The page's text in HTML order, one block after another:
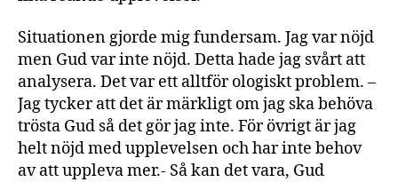
Situationen gjorde mig fundersam. Jag var nöjd
men Gud var inte nöjd. Detta hade jag svårt att
analysera. Det var ett alltför ologiskt problem. –
Jag tycker att det är märkligt om jag ska behöva
trösta Gud så det gör jag inte. För övrigt är jag
helt nöjd med upplevelsen och har inte behov
av att uppleva mer.- Så kan det vara, Gud